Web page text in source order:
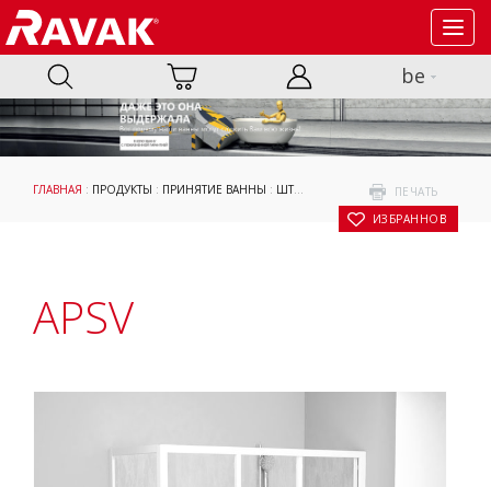
be
ПЕЧАТЬ
В ИЗБРАННОЕ
ГЛАВНАЯ : ПРОДУКТЫ : ПРИНЯТИЕ ВАННЫ : ШТОРКИ ДЛЯ ВАНН К
APSV